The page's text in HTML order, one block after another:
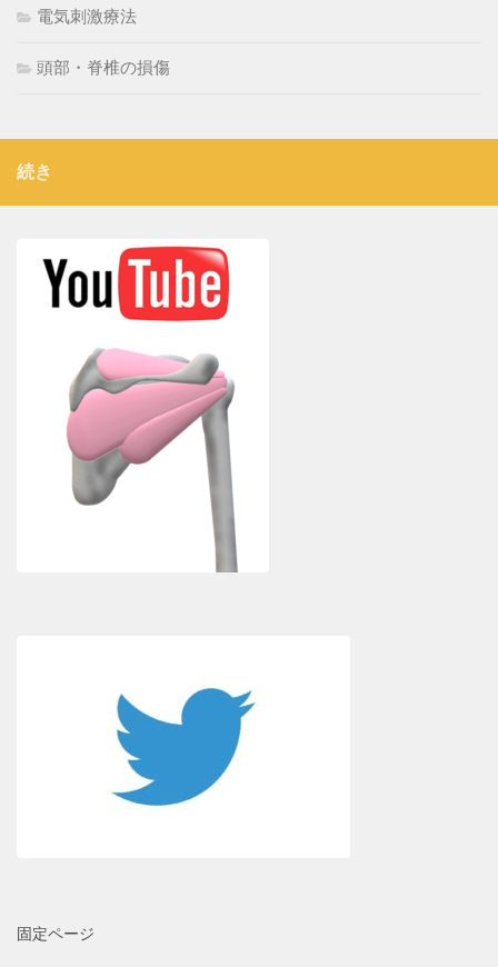
電気刺激療法
頭部・脊椎の損傷
続き
固定ページ